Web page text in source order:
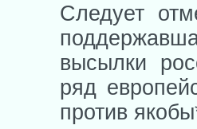
Следует
высылки
ряд
против